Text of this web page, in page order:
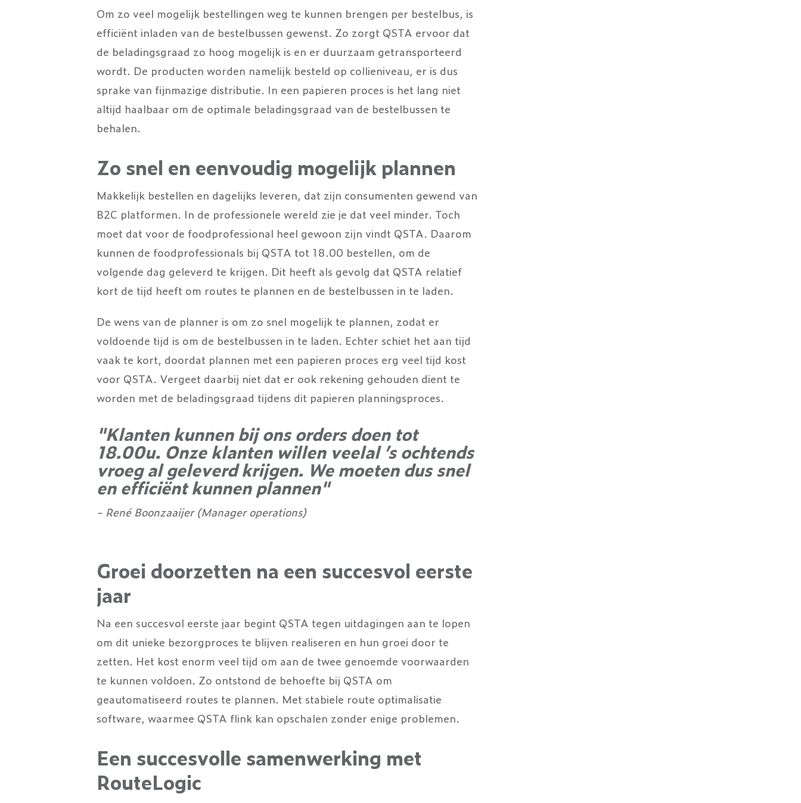
Om zo veel mogelijk bestellingen weg te kunnen brengen per bestelbus, is
efficiënt inladen van de bestelbussen gewenst. Zo zorgt QSTA ervoor dat
de beladingsgraad zo hoog mogelijk is en er duurzaam getransporteerd
wordt. De producten worden namelijk besteld op collieniveau, er is dus
sprake van fijnmazige distributie. In een papieren proces is het lang niet
altijd haalbaar om de optimale beladingsgraad van de bestelbussen te
behalen.
Zo snel en eenvoudig mogelijk plannen
Makkelijk bestellen en dagelijks leveren, dat zijn consumenten gewend van
B2C platformen. In de professionele wereld zie je dat veel minder. Toch
moet dat voor de foodprofessional heel gewoon zijn vindt QSTA. Daarom
kunnen de foodprofessionals bij QSTA tot 18.00 bestellen, om de
volgende dag geleverd te krijgen. Dit heeft als gevolg dat QSTA relatief
kort de tijd heeft om routes te plannen en de bestelbussen in te laden.
De wens van de planner is om zo snel mogelijk te plannen, zodat er
voldoende tijd is om de bestelbussen in te laden. Echter schiet het aan tijd
vaak te kort, doordat plannen met een papieren proces erg veel tijd kost
voor QSTA. Vergeet daarbij niet dat er ook rekening gehouden dient te
worden met de beladingsgraad tijdens dit papieren planningsproces.
"Klanten kunnen bij ons orders doen tot
18.00u. Onze klanten willen veelal ’s ochtends
vroeg al geleverd krijgen. We moeten dus snel
en efficiënt kunnen plannen"
- René Boonzaaijer (Manager operations)
Groei doorzetten na een succesvol eerste
jaar
Na een succesvol eerste jaar begint QSTA tegen uitdagingen aan te lopen
om dit unieke bezorgproces te blijven realiseren en hun groei door te
zetten. Het kost enorm veel tijd om aan de twee genoemde voorwaarden
te kunnen voldoen. Zo ontstond de behoefte bij QSTA om
geautomatiseerd routes te plannen. Met stabiele route optimalisatie
software, waarmee QSTA flink kan opschalen zonder enige problemen.
Een succesvolle samenwerking met
RouteLogic